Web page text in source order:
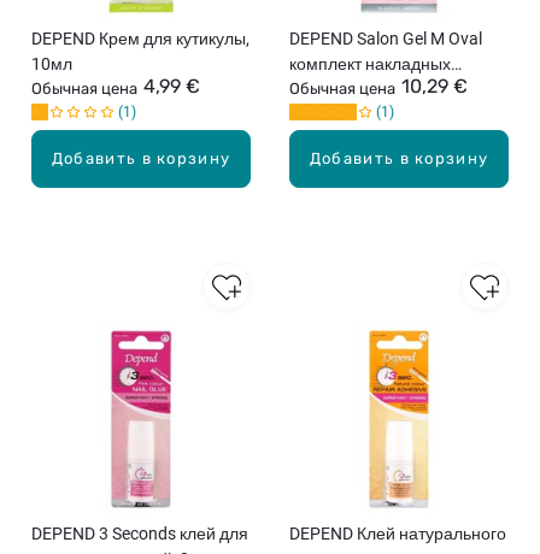
Добавить в корзину
DEPEND Крем для кутикулы,
10мл
Обычная цена 4,99 €
1
Добавить в корзину
DEPEND Salon Gel M Oval
комплект накладных
ногтей, 24шт.
Обычная цена 10,29 €
1
DEPEND 3 Seconds клей для
DEPEND Клей натурального